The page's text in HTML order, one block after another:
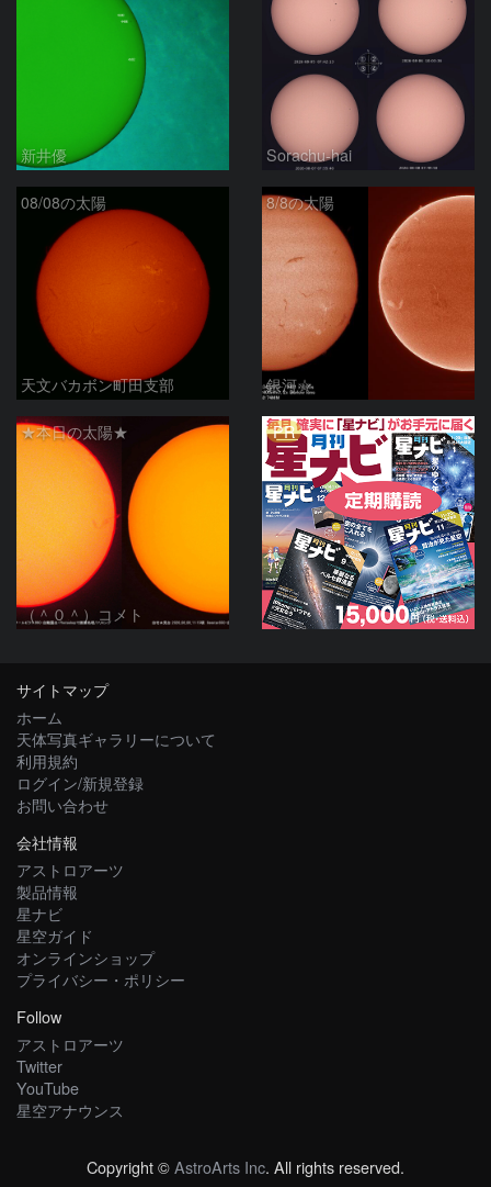
新井優 Sorachu-hai
08/08の太陽
天文バカボン町田支部
8/8の太陽
銀河☆
★本日の太陽★
（＾０＾）コメト
PR
サイトマップ
ホーム
天体写真ギャラリーについて
利用規約
ログイン/新規登録
お問い合わせ
会社情報
アストロアーツ
製品情報
星ナビ
星空ガイド
オンラインショップ
プライバシー・ポリシー
Follow
アストロアーツ
Twitter
YouTube
星空アナウンス
Copyright ©AstroArts Inc. All rights reserved.